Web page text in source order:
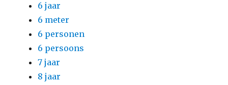
6 jaar
6 meter
6 personen
6 persoons
7 jaar
8 jaar